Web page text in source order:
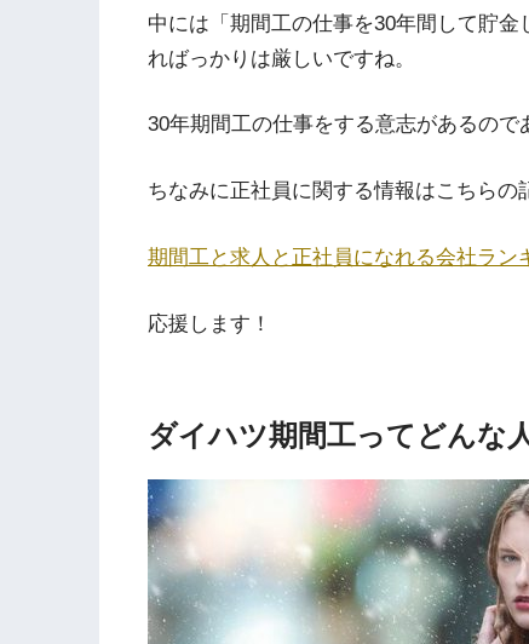
中には「期間工の仕事を30年間して貯
ればっかりは厳しいですね。
30年期間工の仕事をする意志があるので
ちなみに正社員に関する情報はこちらの
期間工と求人と正社員になれる会社ラン
応援します！
ダイハツ期間工ってどんな